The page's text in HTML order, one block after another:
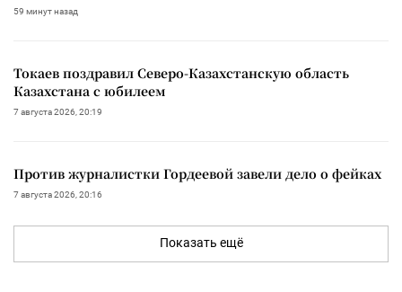
59 минут назад
Токаев поздравил Северо-Казахстанскую область
Казахстана с юбилеем
7 августа 2026, 20:19
Против журналистки Гордеевой завели дело о фейках
7 августа 2026, 20:16
Показать ещё